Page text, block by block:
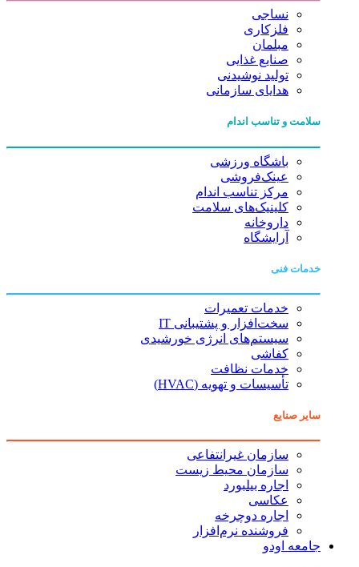
نساجی
فلزکاری
مبلمان
صنایع غذایی
تولید نوشیدنی
هدایای سازمانی
سلامت و تناسب اندام
باشگاه ورزشی
عینک‌فروشی
مرکز تناسب اندام
کلینیک‌های سلامت
داروخانه
آرایشگاه
خدمات فنی
خدمات تعمیرات
سخت‌افزار و پشتیبانی IT
سیستم‌های انرژی خورشیدی
کفاشی
خدمات نظافت
تأسیسات و تهویه (HVAC)
سایر صنایع
سازمان غیرانتفاعی
سازمان محیط زیست
اجاره بیلبورد
عکاسی
اجاره دوچرخه
فروشنده نرم‌افزار
جامعه اودو